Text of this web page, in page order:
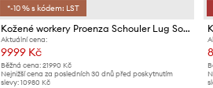
*-10 % s kódem: LST
Kožené workery Proenza Schouler Lug Sole
Aktuální cena:
9999 Kč
Běžná cena: 21990 Kč
Nejnižší cena za posledních 30 dnů před poskytnutím
slevy: 10980 Kč